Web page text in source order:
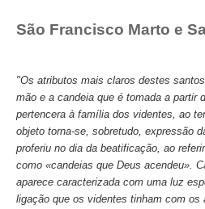
Informações úteis
São Francisco Marto e
"Os atributos mais claros destes
mão e a candeia que é tomada a partir
pertencera à família dos videntes, ao
objeto torna-se, sobretudo, expressão
proferiu no dia da beatificação, ao
como «candeias que Deus acendeu».
aparece caracterizada com uma luz
ligação que os videntes tinham com